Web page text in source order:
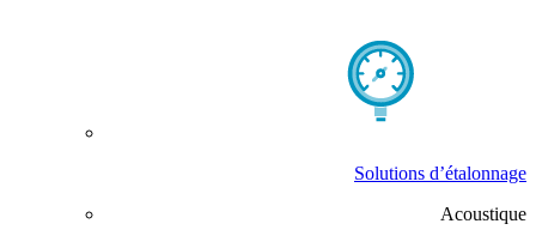
Solutions d’étalonnage
Acoustique